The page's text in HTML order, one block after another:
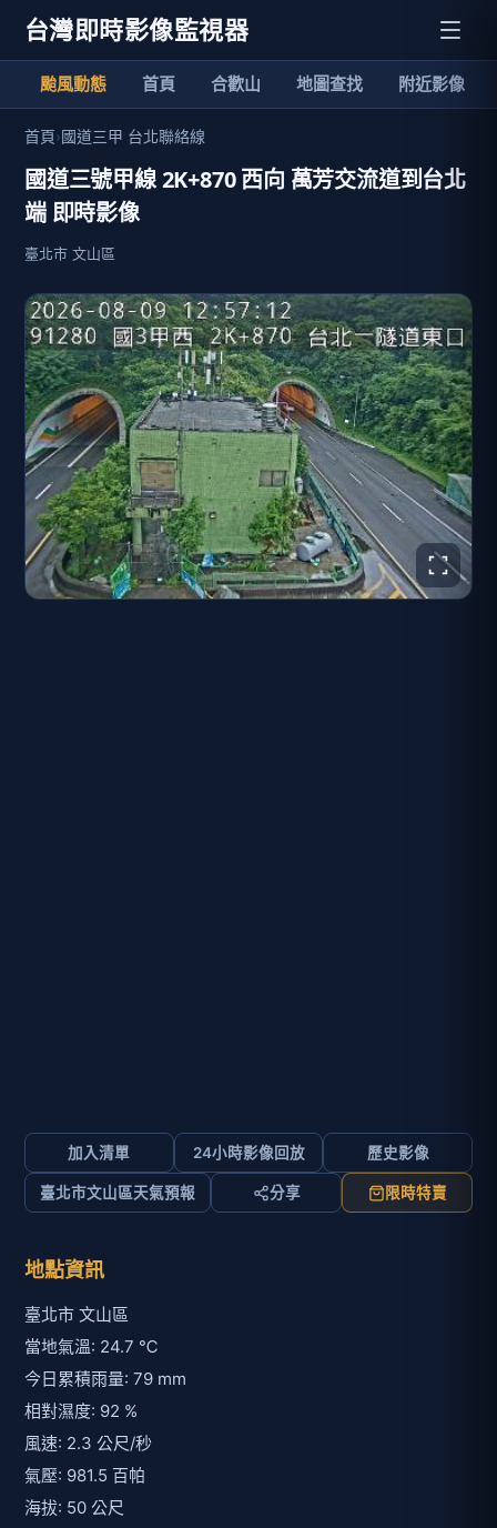
台灣即時影像監視器
颱風動態 首頁 合歡山 地圖查找 附近影像
首頁›國道三甲 台北聯絡線
國道三號甲線 2K+870 西向 萬芳交流道到台北
端 即時影像
臺北市 文山區
加入清單 24小時影像回放 歷史影像
臺北市文山區天氣預報 分享 限時特賣
地點資訊
臺北市 文山區
當地氣溫: 24.7 ℃
今日累積雨量: 79 mm
相對濕度: 92 %
風速: 2.3 公尺/秒
氣壓: 981.5 百帕
海拔: 50 公尺